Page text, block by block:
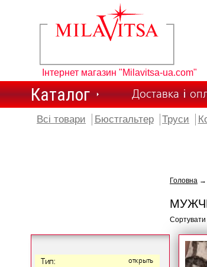
Інтернет магазин "Milavitsa-ua.com"
Каталог Доставка і
Всі товари Бюстгальтер Труси
Тип: открыть
Головна →
Сортувати